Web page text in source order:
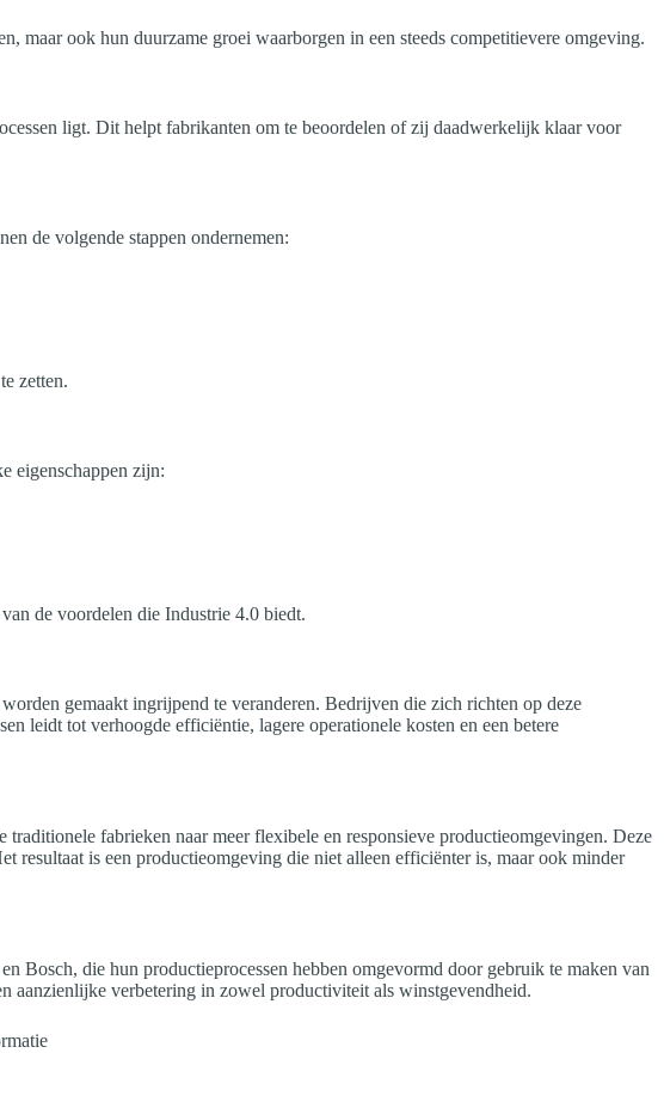
maar ook hun duurzame groei waarborgen in een steeds competitievere omgeving.
ligt. Dit helpt fabrikanten om te beoordelen of zij daadwerkelijk klaar voor
de volgende stappen ondernemen:
zetten.
eigenschappen zijn:
de voordelen die Industrie 4.0 biedt.
gemaakt ingrijpend te veranderen. Bedrijven die zich richten op deze
leidt tot verhoogde efficiëntie, lagere operationele kosten en een betere
fabrieken naar meer flexibele en responsieve productieomgevingen. Deze
resultaat is een productieomgeving die niet alleen efficiënter is, maar ook minder
Bosch, die hun productieprocessen hebben omgevormd door gebruik te maken van
aanzienlijke verbetering in zowel productiviteit als winstgevendheid.